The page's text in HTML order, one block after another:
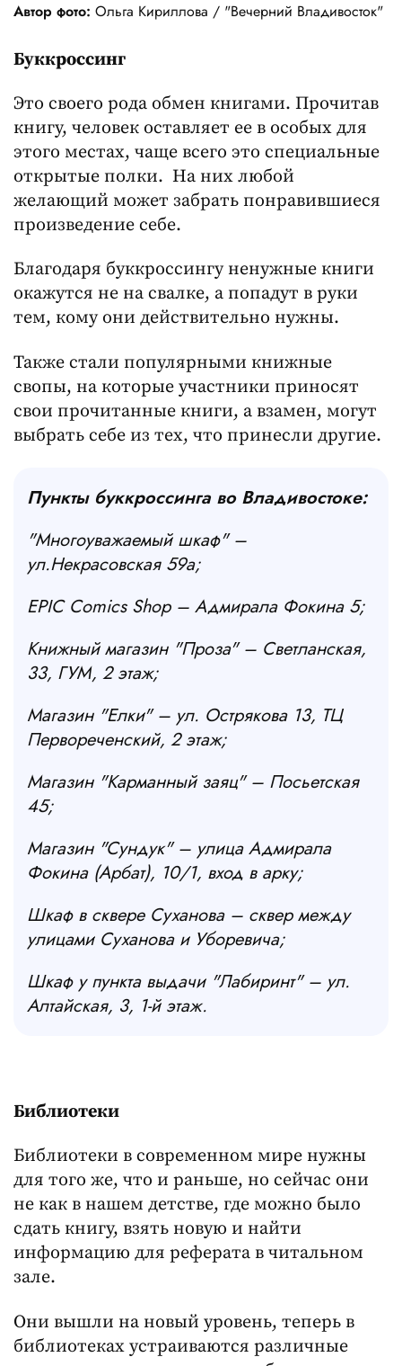
Автор фото: Ольга Кириллова / "Вечерний Владивосток"
Буккроссинг
Это своего рода обмен книгами. Прочитав
книгу, человек оставляет ее в особых для
этого местах, чаще всего это специальные
открытые полки. На них любой
желающий может забрать понравившиеся
произведение себе.
Благодаря буккроссингу ненужные книги
окажутся не на свалке, а попадут в руки
тем, кому они действительно нужны.
Также стали популярными книжные
свопы, на которые участники приносят
свои прочитанные книги, а взамен, могут
выбрать себе из тех, что принесли другие.
Пункты буккроссинга во Владивостоке:
"Многоуважаемый шкаф" –
ул.Некрасовская 59а;
EPIC Comics Shop – Адмирала Фокина 5;
Книжный магазин "Проза" – Светланская,
33, ГУМ, 2 этаж;
Магазин "Елки" – ул. Острякова 13, ТЦ
Первореченский, 2 этаж;
Магазин "Карманный заяц" – Посьетская
45;
Магазин "Сундук" – улица Адмирала
Фокина (Арбат), 10/1, вход в арку;
Шкаф в сквере Суханова – сквер между
улицами Суханова и Уборевича;
Шкаф у пункта выдачи "Лабиринт" – ул.
Алтайская, 3, 1-й этаж.
Библиотеки
Библиотеки в современном мире нужны
для того же, что и раньше, но сейчас они
не как в нашем детстве, где можно было
сдать книгу, взять новую и найти
информацию для реферата в читальном
зале.
Они вышли на новый уровень, теперь в
библиотеках устраиваются различные